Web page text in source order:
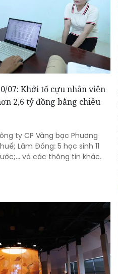
07: Khởi tố cựu nhân viên
2,6 tỷ đồng bằng chiêu
ty CP Vàng bạc Phương
Lâm Đồng: 5 học sinh 11
và các thông tin khác.